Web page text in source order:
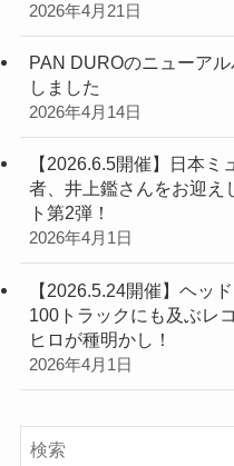
2026年4月21日
PAN DUROのニューア
しました
2026年4月14日
【2026.6.5開催】日本ミ
者、井上鑑さんをお迎え
ト第2弾！
2026年4月1日
【2026.5.24開催】ヘッ
100トラックにも及ぶレ
ヒロが種明かし！
2026年4月1日